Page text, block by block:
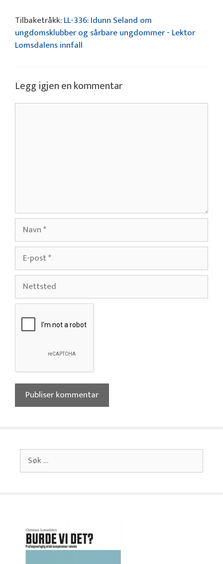
Tilbaketråkk:LL-336: Idunn Seland om
ungdomsklubber og sårbare ungdommer - Lektor
Lomsdalens innfall
Legg igjen en kommentar
Kommentar
Navn
E-
post
Nettsted
Søk
etter: